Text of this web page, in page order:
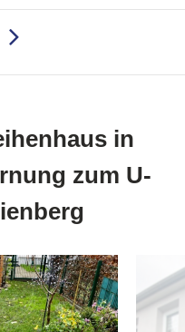
in
zum U-